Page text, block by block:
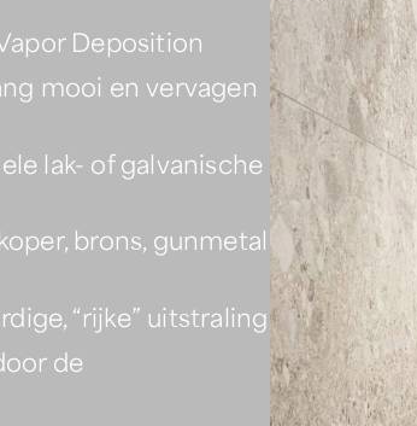
Deposition
mooi en vervagen
lak- of galvanische
brons, gunmetal
“rijke” uitstraling
de